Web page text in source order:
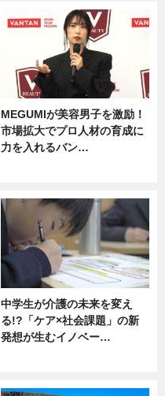
MEGUMIが美容男子を激励！
市場拡大でプロ人材の育成に
力を入れるバン…
中学生が介護の未来を変え
る!?「ケア×社会課題」の新
発想が生むイノベー…